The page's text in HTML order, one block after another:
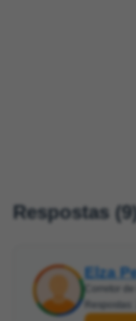
Respostas
Elza